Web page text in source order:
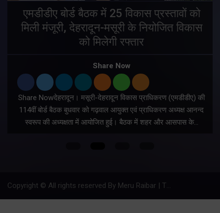
एमडीडीए बोर्ड बैठक में 25 विकास प्रस्तावों को
मिली मंजूरी, देहरादून-मसूरी के नियोजित विकास
को मिलेगी रफ्तार
Share Now
Share Nowदेहरादून। मसूरी-देहरादून विकास प्राधिकरण (एमडीडीए) की
114वीं बोर्ड बैठक बुधवार को गढ़वाल आयुक्त एवं प्राधिकरण अध्यक्ष आनन्द
स्वरूप की अध्यक्षता में आयोजित हुई। बैठक में शहर और आसपास के…
Copyright © All rights reserved By Meru Raibar | Theme by